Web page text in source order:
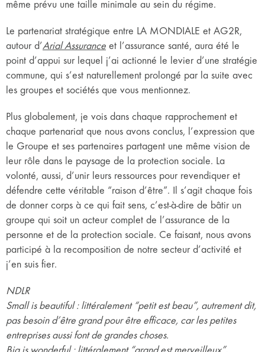
même prévu une taille minimale au sein du régime.
Le partenariat stratégique entre LA MONDIALE et AG2R,
autour d’Arial Assurance et l’assurance santé, aura été le
point d’appui sur lequel j’ai actionné le levier d’une stratégie
commune, qui s’est naturellement prolongé par la suite avec
les groupes et sociétés que vous mentionnez.
Plus globalement, je vois dans chaque rapprochement et
chaque partenariat que nous avons conclus, l’expression que
le Groupe et ses partenaires partagent une même vision de
leur rôle dans le paysage de la protection sociale. La
volonté, aussi, d’unir leurs ressources pour revendiquer et
défendre cette véritable “raison d’être”. Il s’agit chaque fois
de donner corps à ce qui fait sens, c’est-à-dire de bâtir un
groupe qui soit un acteur complet de l’assurance de la
personne et de la protection sociale. Ce faisant, nous avons
participé à la recomposition de notre secteur d’activité et
j’en suis fier.
NDLR
Small is beautiful : littéralement “petit est beau”, autrement dit,
pas besoin d’être grand pour être efficace, car les petites
entreprises aussi font de grandes choses.